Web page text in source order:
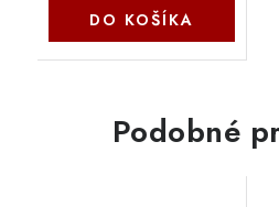
DO KOŠÍKA
Podobné